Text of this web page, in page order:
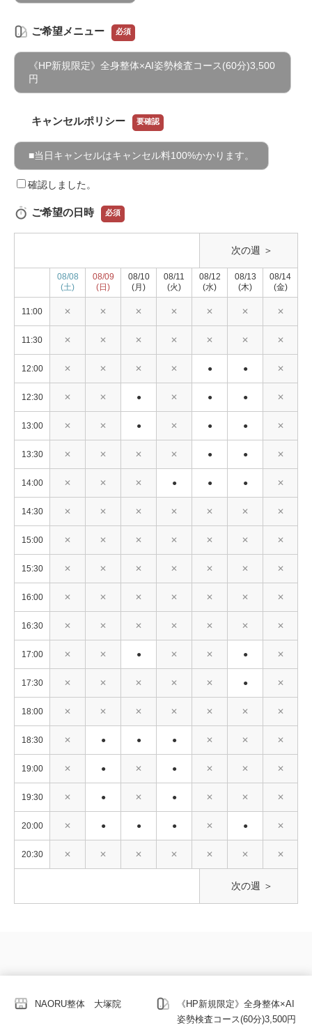
ご希望メニュー 必須
《HP新規限定》全身整体×AI姿勢検査コース(60分)3,500
円
キャンセルポリシー 要確認
■当日キャンセルはキャンセル料100%かかります。
確認しました。
ご希望の日時 必須
次の週 ＞
08/08
(土)
08/09
(日)
08/10
(月)
08/11
(火)
08/12
(水)
08/13
(木)
08/14
(金)
11:00 ✕ ✕ ✕ ✕ ✕ ✕ ✕
11:30 ✕ ✕ ✕ ✕ ✕ ✕ ✕
12:00 ✕ ✕ ✕ ✕ ● ● ✕
12:30 ✕ ✕ ● ✕ ● ● ✕
13:00 ✕ ✕ ● ✕ ● ● ✕
13:30 ✕ ✕ ✕ ✕ ● ● ✕
14:00 ✕ ✕ ✕ ● ● ● ✕
14:30 ✕ ✕ ✕ ✕ ✕ ✕ ✕
15:00 ✕ ✕ ✕ ✕ ✕ ✕ ✕
15:30 ✕ ✕ ✕ ✕ ✕ ✕ ✕
16:00 ✕ ✕ ✕ ✕ ✕ ✕ ✕
16:30 ✕ ✕ ✕ ✕ ✕ ✕ ✕
17:00 ✕ ✕ ● ✕ ✕ ● ✕
17:30 ✕ ✕ ✕ ✕ ✕ ● ✕
18:00 ✕ ✕ ✕ ✕ ✕ ✕ ✕
18:30 ✕ ● ● ● ✕ ✕ ✕
19:00 ✕ ● ✕ ● ✕ ✕ ✕
19:30 ✕ ● ✕ ● ✕ ✕ ✕
20:00 ✕ ● ● ● ✕ ● ✕
20:30 ✕ ✕ ✕ ✕ ✕ ✕ ✕
次の週 ＞
NAORU整体 大塚院
《HP新規限定》全身整体×AI
姿勢検査コース(60分)3,500円
© 2026 copy_right